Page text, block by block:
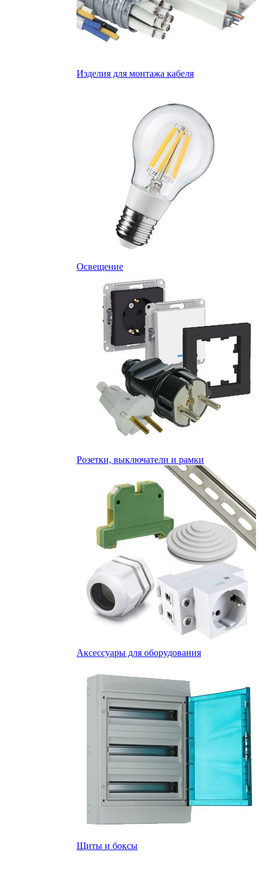
Изделия для монтажа кабеля
Освещение
Розетки, выключатели и рамки
Аксессуары для оборудования
Щиты и боксы